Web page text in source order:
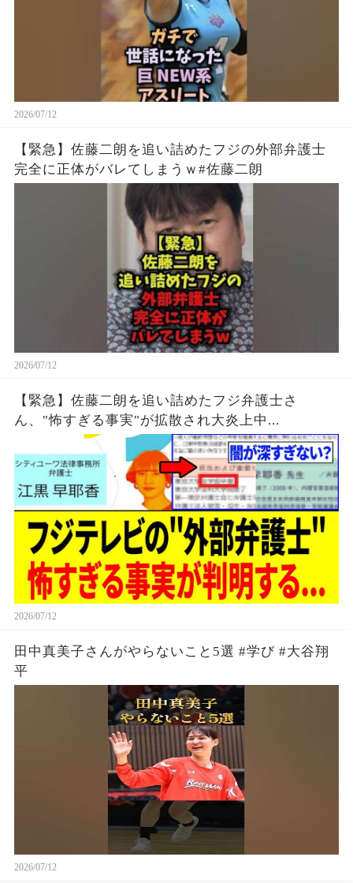
2026/07/12
【緊急】佐藤二朗を追い詰めたフジの外部弁護士
完全に正体がバレてしまうｗ#佐藤二朗
2026/07/12
【緊急】佐藤二朗を追い詰めたフジ弁護士さ
ん、"怖すぎる事実"が拡散され大炎上中...
2026/07/12
田中真美子さんがやらないこと5選 #学び #大谷翔
平
2026/07/12